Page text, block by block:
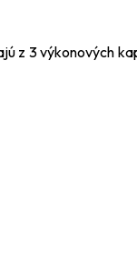
z 3 výkonových